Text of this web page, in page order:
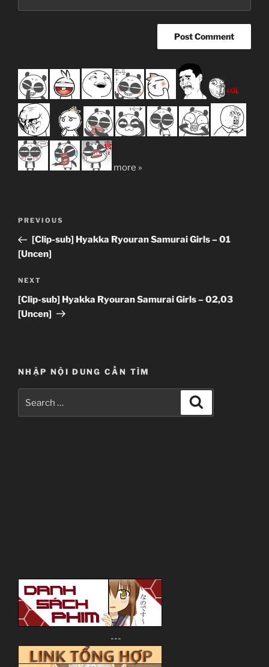
more »
Previous
Post
PREVIOUS
[Clip-sub] Hyakka Ryouran Samurai Girls – 01
[Uncen]
Next
Post
NEXT
[Clip-sub] Hyakka Ryouran Samurai Girls – 02,03
[Uncen]
NHẬP NỘI DUNG CẦN TÌM
for:
---